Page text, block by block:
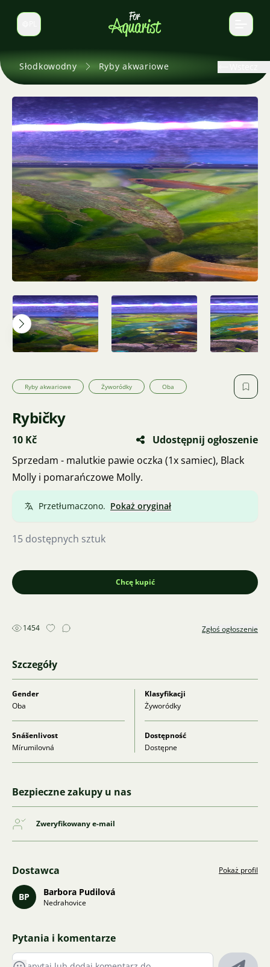
Zmień język
Słodkowodny Ryby akwariowe
Ryby akwariowe Żyworódky Oba
Rybičky
10 Kč
Udostępnij ogłoszenie
Sprzedam - malutkie pawie oczka (1x samiec), Black
Molly i pomarańczowe Molly.
Przetłumaczono. Pokaż oryginał
15 dostępnych sztuk
Chcę kupić
1454 Zgłoś ogłoszenie
Szczegóły
Gender
Oba
Klasyfikacji
Żyworódky
Snášenlivost
Mírumilovná
Dostępność
Dostępne
Bezpieczne zakupy u nas
Zweryfikowany e-mail
Dostawca Pokaż profil
BP Barbora Pudilová
Nedrahovice
Pytania i komentarze